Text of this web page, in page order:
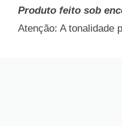
Produto feito sob
Atenção: A tonalidade